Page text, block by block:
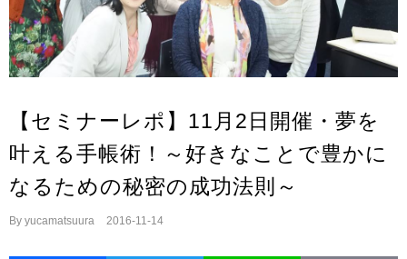
【セミナーレポ】11月2日開催・夢を
叶える手帳術！～好きなことで豊かに
なるための秘密の成功法則～
By yucamatsuura 2016-11-14